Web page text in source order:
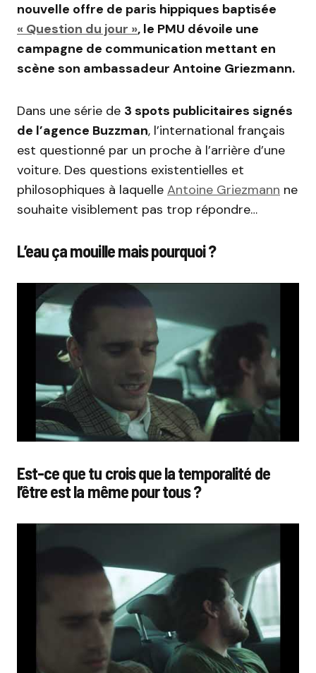
nouvelle offre de paris hippiques baptisée
« Question du jour », le PMU dévoile une
campagne de communication mettant en
scène son ambassadeur Antoine Griezmann.
Dans une série de 3 spots publicitaires signés
de l’agence Buzzman, l’international français
est questionné par un proche à l’arrière d’une
voiture. Des questions existentielles et
philosophiques à laquelle Antoine Griezmann ne
souhaite visiblement pas trop répondre…
L’eau ça mouille mais pourquoi ?
Est-ce que tu crois que la temporalité de
l’être est la même pour tous ?